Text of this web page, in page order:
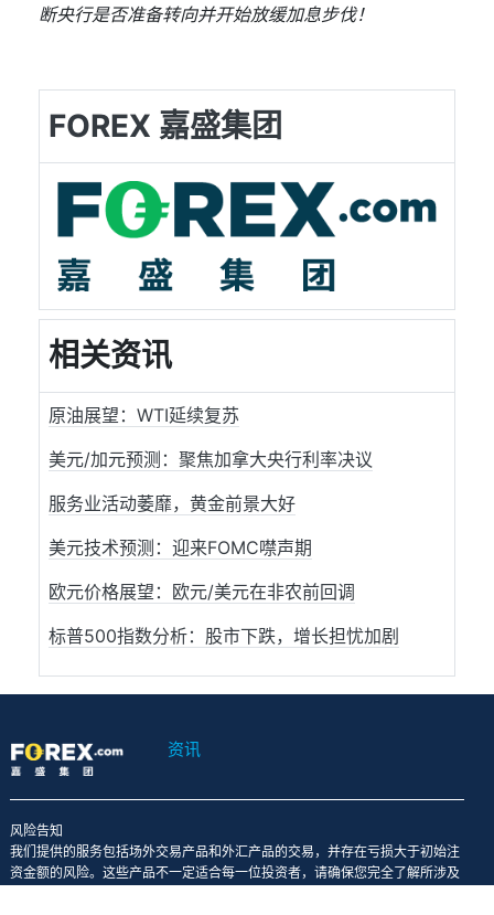
断央行是否准备转向并开始放缓加息步伐！
FOREX 嘉盛集团
相关资讯
原油展望：WTI延续复苏
美元/加元预测：聚焦加拿大央行利率决议
服务业活动萎靡，黄金前景大好
美元技术预测：迎来FOMC噤声期
欧元价格展望：欧元/美元在非农前回调
标普500指数分析：股市下跌，增长担忧加剧
资讯
风险告知
我们提供的服务包括场外交易产品和外汇产品的交易，并存在亏损大于初始注
资金额的风险。这些产品不一定适合每一位投资者，请确保您完全了解所涉及